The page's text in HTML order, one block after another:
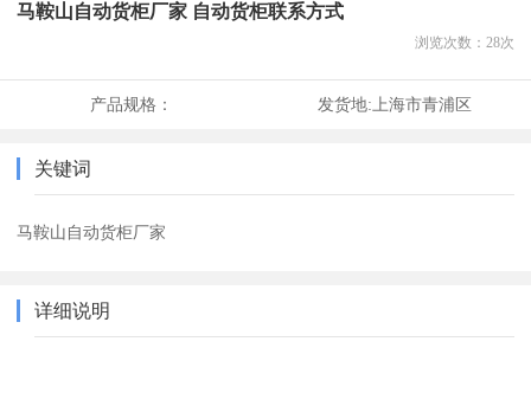
马鞍山自动货柜厂家 自动货柜联系方式
浏览次数： 28次
产品规格： 发货地: 上海市青浦区
关键词
马鞍山自动货柜厂家
详细说明